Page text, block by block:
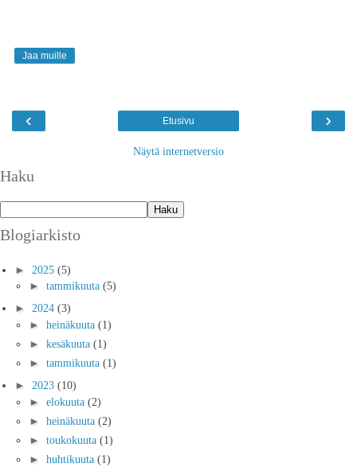
Jaa muille
‹ ›
Etusivu
Näytä internetversio
Haku
Blogiarkisto
► 2025 (5)
► tammikuuta (5)
► 2024 (3)
► heinäkuuta (1)
► kesäkuuta (1)
► tammikuuta (1)
► 2023 (10)
► elokuuta (2)
► heinäkuuta (2)
► toukokuuta (1)
► huhtikuuta (1)